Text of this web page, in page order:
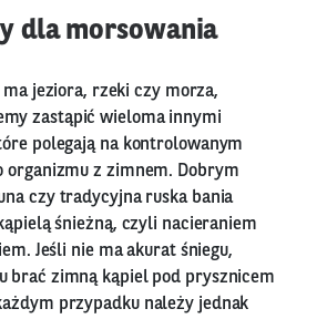
dla morsowania
jeziora, rzeki czy morza,
zastąpić wieloma innymi
polegają na kontrolowanym
organizmu z zimnem. Dobrym
czy tradycyjna ruska bania
śnieżną, czyli nacieraniem
Jeśli nie ma akurat śniegu,
brać zimną kąpiel pod prysznicem
przypadku należy jednak